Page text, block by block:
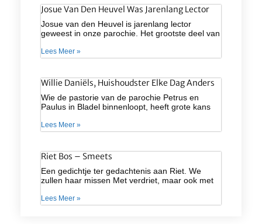
Josue Van Den Heuvel Was Jarenlang Lector
Josue van den Heuvel is jarenlang lector
geweest in onze parochie. Het grootste deel van
Lees Meer »
Willie Daniëls, Huishoudster Elke Dag Anders
Wie de pastorie van de parochie Petrus en
Paulus in Bladel binnenloopt, heeft grote kans
Lees Meer »
Riet Bos – Smeets
Een gedichtje ter gedachtenis aan Riet. We
zullen haar missen Met verdriet, maar ook met
Lees Meer »